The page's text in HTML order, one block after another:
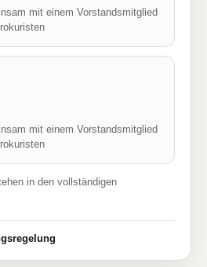
mit einem Vorstandsmitglied
mit einem Vorstandsmitglied
in den vollständigen